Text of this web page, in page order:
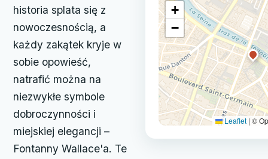
historia splata się z
nowoczesnością, a
każdy zakątek kryje w
sobie opowieść,
natrafić można na
niezwykłe symbole
dobroczynności i
miejskiej elegancji –
Fontanny Wallace'a. Te
+
−
Leaflet | ©